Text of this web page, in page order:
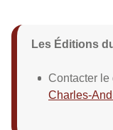
Les Éditions
Contacter le
Charles-